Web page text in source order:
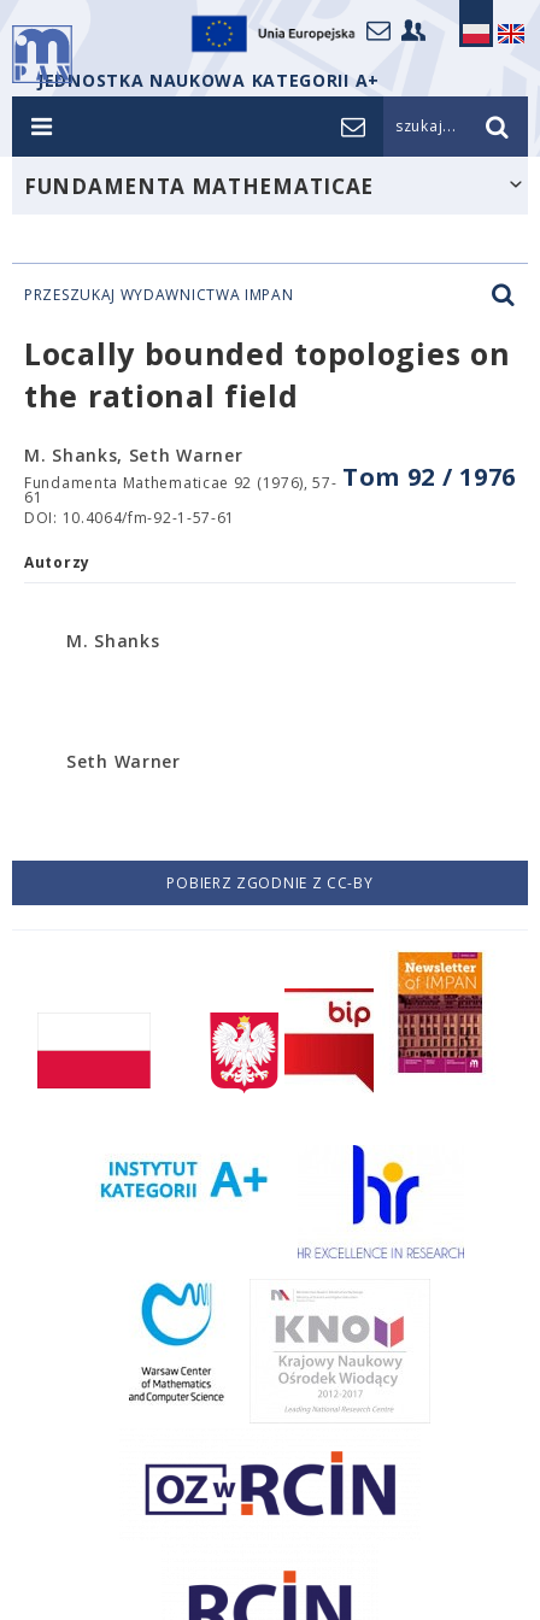
JEDNOSTKA NAUKOWA KATEGORII A+
szukaj...
FUNDAMENTA MATHEMATICAE
PRZESZUKAJ WYDAWNICTWA IMPAN
Locally bounded topologies on
the rational field
Tom 92 / 1976
M. Shanks, Seth Warner
Fundamenta Mathematicae 92 (1976), 57-
61
DOI: 10.4064/fm-92-1-57-61
Autorzy
M. Shanks
Seth Warner
POBIERZ ZGODNIE Z CC-BY